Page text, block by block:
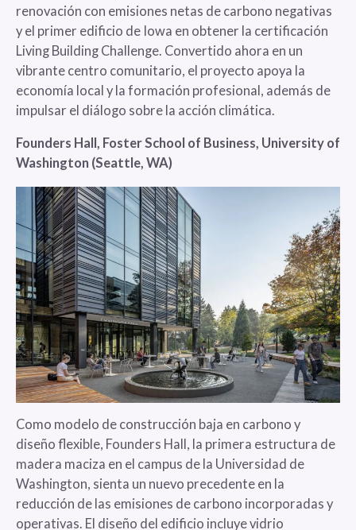
renovación con emisiones netas de carbono negativas
y el primer edificio de Iowa en obtener la certificación
Living Building Challenge. Convertido ahora en un
vibrante centro comunitario, el proyecto apoya la
economía local y la formación profesional, además de
impulsar el diálogo sobre la acción climática.
Founders Hall, Foster School of Business, University of
Washington (Seattle, WA)
Como modelo de construcción baja en carbono y
diseño flexible, Founders Hall, la primera estructura de
madera maciza en el campus de la Universidad de
Washington, sienta un nuevo precedente en la
reducción de las emisiones de carbono incorporadas y
operativas. El diseño del edificio incluye vidrio